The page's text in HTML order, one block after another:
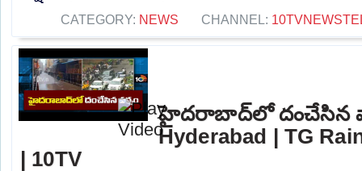
CATEGORY: NEWS CHANNEL:
హైదరాబాద్‌లో దంచేసిన
Hyderabad | TG
| 10TV